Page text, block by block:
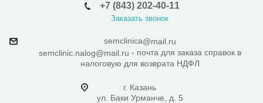
+7 (843) 202-40-11
Заказать звонок
semclinica@mail.ru
semclinic.nalog@mail.ru - почта для заказа справок в
налоговую для возврата НДФЛ
г. Казань
ул. Баки Урманче, д. 5